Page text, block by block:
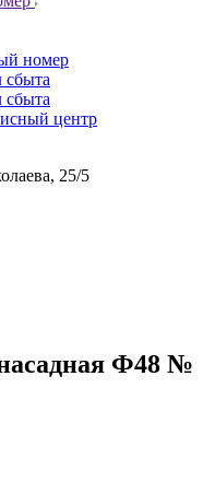
номер
сбыта
сбыта
центр
25/5
Ф48 №